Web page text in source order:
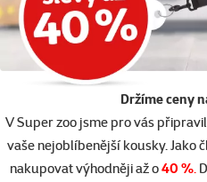
Držíme ceny
V Super zoo jsme pro vás
vaše nejoblíbenější kousky. Jako
nakupovat výhodněji až o40 %.